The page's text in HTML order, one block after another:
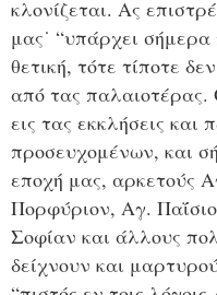
κλονίζεται. Ας
μας˙ “υπάρχει
θετική, τότε τίποτε
από τας παλαιοτέρας.
εις τας εκκλήσεις
προσευχομένων, και
εποχή μας, αρκετούς
Πορφύριον, Αγ.
Σοφίαν και άλλους
δείχνουν και